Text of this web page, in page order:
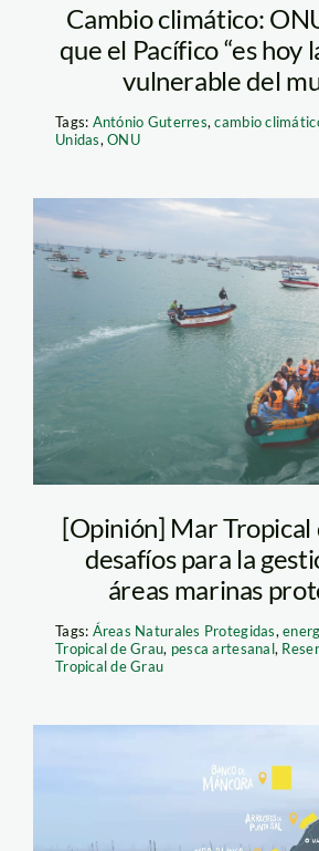
Cambio climático:
que el Pacífico “es hoy
vulnerable del
Tags: António Guterres,cambio
Unidas,ONU
mar-tropical-
grau_andina
[Opinión] Mar Tropical
desafíos para la
áreas marinas
Tags: Áreas Naturales Protegidas,
Tropical de Grau, pesca artesanal,
Tropical de Grau
mar tropical de